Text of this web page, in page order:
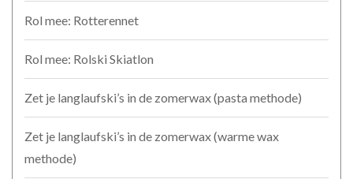
Rol mee: Rotterennet
Rol mee: Rolski Skiatlon
Zet je langlaufski’s in de zomerwax (pasta methode)
Zet je langlaufski’s in de zomerwax (warme wax
methode)